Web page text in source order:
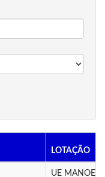
LOTAÇÃO
UE MANOEL